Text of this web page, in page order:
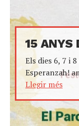
15 ANYS
Els dies 6, 7 i
Esperanzah!
Llegir més